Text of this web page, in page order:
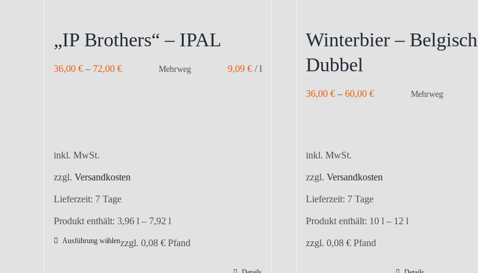
„IP Brothers“ – IPAL
36,00 € – 72,00 € Mehrweg 9,09€ /l
inkl. MwSt.
zzgl. Versandkosten
Lieferzeit: 7 Tage
Produkt enthält: 3,96 l – 7,92 l
Ausführung wählenDieses
zzgl. 0,08 € Pfand
Winterbier – Belgisch
Dubbel
36,00€ –60,00€ Mehrweg
inkl. MwSt.
zzgl.Versandkosten
Lieferzeit: 7 Tage
Produkt enthält: 10l – 12l
zzgl.0,08€ Pfand